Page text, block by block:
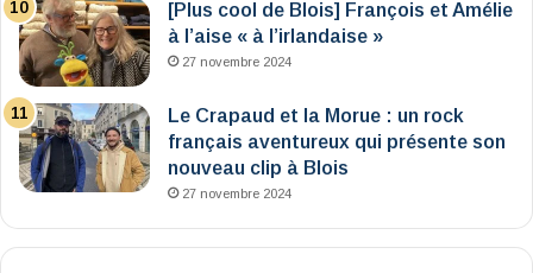
[Plus cool de Blois] François et Amélie
à l’aise « à l’irlandaise »
27 novembre 2024
Le Crapaud et la Morue : un rock
français aventureux qui présente son
nouveau clip à Blois
27 novembre 2024